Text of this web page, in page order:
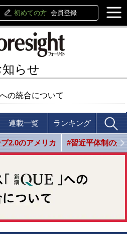
初めての方 会員登録
知らせ
の統合について
連載一覧 ランキング
2.0のアメリカ #習近平体制の光